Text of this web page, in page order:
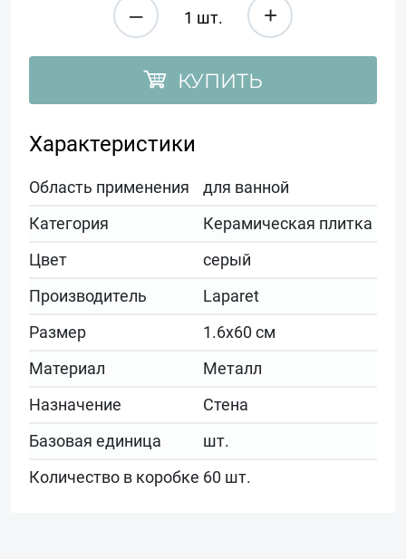
– +
КУПИТЬ
Характеристики
Область применения
для ванной
Категория
Керамическая плитка
Цвет
серый
Производитель
Laparet
Размер
1.6x60 см
Материал
Металл
Назначение
Стена
Базовая единица
шт.
Количество в коробке 60 шт.